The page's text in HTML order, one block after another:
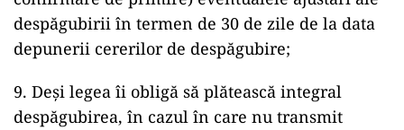
despăgubirii în termen de 30 de zile de la data
depunerii cererilor de despăgubire;
9. Deși legea îi obligă să plătească integral
despăgubirea, în cazul în care nu transmit